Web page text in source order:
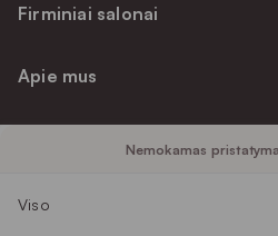
Nemokamas
Viso
Firminiai salonai
Firminiai salonai Klaipėdoje
Prekių atsiėmimo punktai
Apie mus
Pirkimo sąlygos
Prekių priežiūra ir garantija